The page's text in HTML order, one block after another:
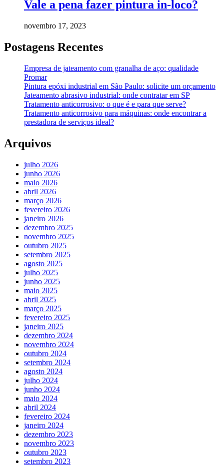
Vale a pena fazer pintura in-loco?
novembro 17, 2023
Postagens Recentes
Empresa de jateamento com granalha de aço: qualidade
Promar
Pintura epóxi industrial em São Paulo: solicite um orçamento
Jateamento abrasivo industrial: onde contratar em SP
Tratamento anticorrosivo: o que é e para que serve?
Tratamento anticorrosivo para máquinas: onde encontrar a
prestadora de serviços ideal?
Arquivos
julho 2026
junho 2026
maio 2026
abril 2026
março 2026
fevereiro 2026
janeiro 2026
dezembro 2025
novembro 2025
outubro 2025
setembro 2025
agosto 2025
julho 2025
junho 2025
maio 2025
abril 2025
março 2025
fevereiro 2025
janeiro 2025
dezembro 2024
novembro 2024
outubro 2024
setembro 2024
agosto 2024
julho 2024
junho 2024
maio 2024
abril 2024
fevereiro 2024
janeiro 2024
dezembro 2023
novembro 2023
outubro 2023
setembro 2023